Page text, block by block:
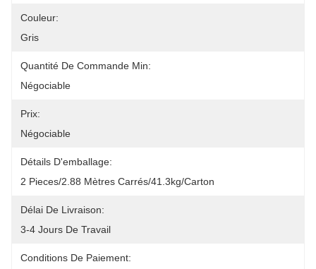
Couleur:
Gris
Quantité De Commande Min:
Négociable
Prix:
Négociable
Détails D'emballage:
2 Pieces/2.88 Mètres Carrés/41.3kg/carton
Délai De Livraison:
3-4 Jours De Travail
Conditions De Paiement: